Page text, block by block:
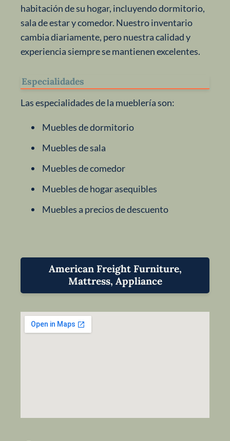
habitación de su hogar, incluyendo dormitorio,
sala de estar y comedor. Nuestro inventario
cambia diariamente, pero nuestra calidad y
experiencia siempre se mantienen excelentes.
Especialidades
Las especialidades de la mueblería son:
Muebles de dormitorio
Muebles de sala
Muebles de comedor
Muebles de hogar asequibles
Muebles a precios de descuento
American Freight Furniture,
Mattress, Appliance